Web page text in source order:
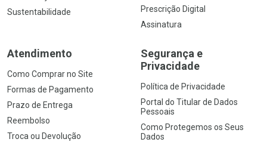
Sustentabilidade
Prescrição Digital
Assinatura
Atendimento
Como Comprar no Site
Formas de Pagamento
Prazo de Entrega
Reembolso
Troca ou Devolução
Segurança e
Privacidade
Política de Privacidade
Portal do Titular de Dados
Pessoais
Como Protegemos os Seus
Dados